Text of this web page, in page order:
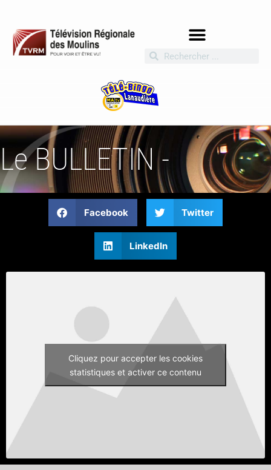
Le BULLETIN -
Facebook Twitter
LinkedIn
Cliquez pour accepter les cookies
statistiques et activer ce contenu